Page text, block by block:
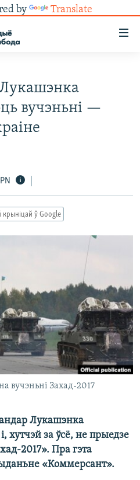
by Translate
вучэньні —
ў Google
вучэньні Захад-2017
Лукашэнка
хутчэй за ўсё, не прыедзе
2017». Пра гэта
«Коммерсант».